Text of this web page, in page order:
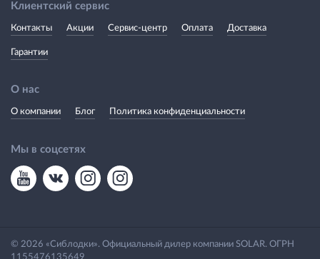
Клиентский сервис
Контакты Акции Сервис-центр Оплата Доставка
Гарантии
О нас
О компании Блог Политика конфиденциальности
Мы в соцсетях
© 2026 «Сиблодки». Официальный дилер компании SOLAR. ОГРН